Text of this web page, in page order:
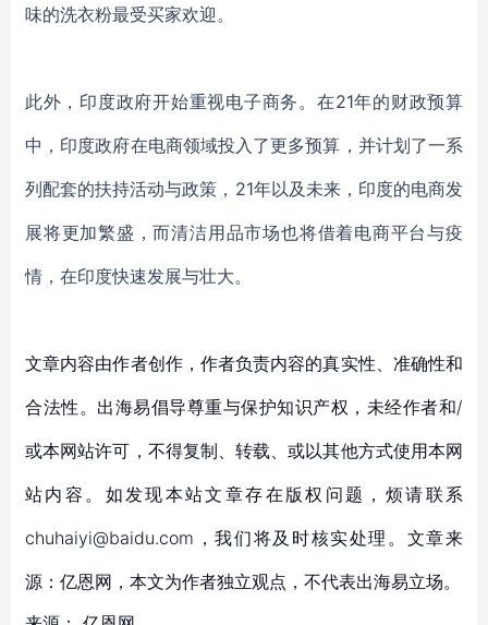
味的洗衣粉最受买家欢迎。
此外，印度政府开始重视电子商务。在21年的财政预算
中，印度政府在电商领域投入了更多预算，并计划了一系
列配套的扶持活动与政策，21年以及未来，印度的电商发
展将更加繁盛，而清洁用品市场也将借着电商平台与疫
情，在印度快速发展与壮大。
文章内容由作者创作，作者负责内容的真实性、准确性和
合法性。出海易倡导尊重与保护知识产权，未经作者和/
或本网站许可，不得复制、转载、或以其他方式使用本网
站内容。如发现本站文章存在版权问题，烦请联系
chuhaiyi@baidu.com，我们将及时核实处理。文章来
源：亿恩网，本文为作者独立观点，不代表出海易立场。